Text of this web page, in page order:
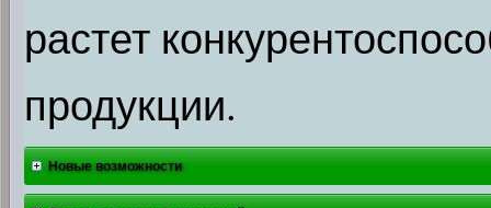
растет
продукции.
Новые возможности